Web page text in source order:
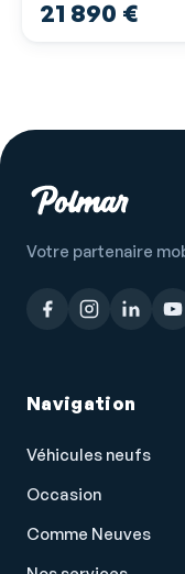
Température
Verrouillage
Vitres avant
Volant
Volant sport
21 890 €
Votre partenaire
Navigation
Véhicules neufs
Occasion
Comme Neuves